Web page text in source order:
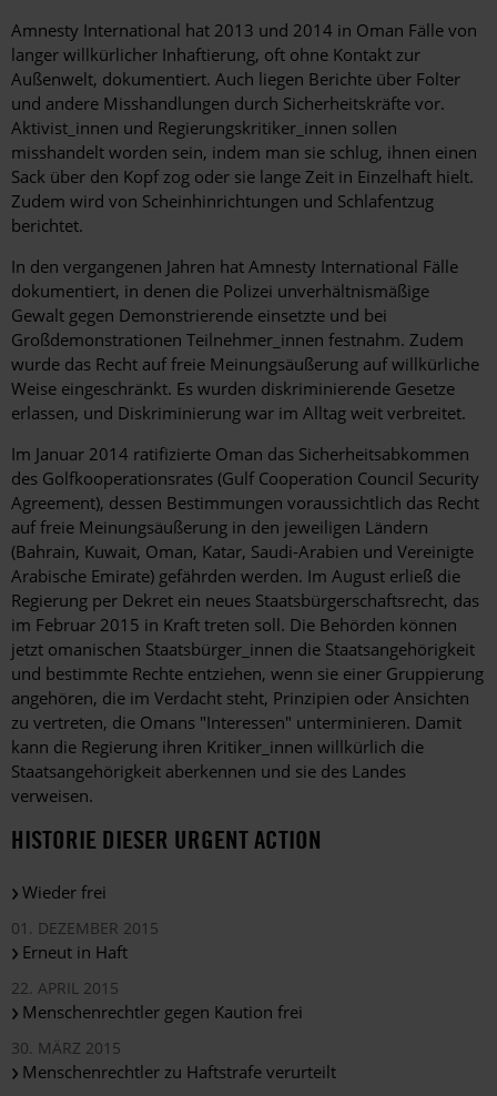
Amnesty International hat 2013 und 2014 in Oman Fälle von
langer willkürlicher Inhaftierung, oft ohne Kontakt zur
Außenwelt, dokumentiert. Auch liegen Berichte über Folter
und andere Misshandlungen durch Sicherheitskräfte vor.
Aktivist_innen und Regierungskritiker_innen sollen
misshandelt worden sein, indem man sie schlug, ihnen einen
Sack über den Kopf zog oder sie lange Zeit in Einzelhaft hielt.
Zudem wird von Scheinhinrichtungen und Schlafentzug
berichtet.
In den vergangenen Jahren hat Amnesty International Fälle
dokumentiert, in denen die Polizei unverhältnismäßige
Gewalt gegen Demonstrierende einsetzte und bei
Großdemonstrationen Teilnehmer_innen festnahm. Zudem
wurde das Recht auf freie Meinungsäußerung auf willkürliche
Weise eingeschränkt. Es wurden diskriminierende Gesetze
erlassen, und Diskriminierung war im Alltag weit verbreitet.
Im Januar 2014 ratifizierte Oman das Sicherheitsabkommen
des Golfkooperationsrates (Gulf Cooperation Council Security
Agreement), dessen Bestimmungen voraussichtlich das Recht
auf freie Meinungsäußerung in den jeweiligen Ländern
(Bahrain, Kuwait, Oman, Katar, Saudi-Arabien und Vereinigte
Arabische Emirate) gefährden werden. Im August erließ die
Regierung per Dekret ein neues Staatsbürgerschaftsrecht, das
im Februar 2015 in Kraft treten soll. Die Behörden können
jetzt omanischen Staatsbürger_innen die Staatsangehörigkeit
und bestimmte Rechte entziehen, wenn sie einer Gruppierung
angehören, die im Verdacht steht, Prinzipien oder Ansichten
zu vertreten, die Omans "Interessen" unterminieren. Damit
kann die Regierung ihren Kritiker_innen willkürlich die
Staatsangehörigkeit aberkennen und sie des Landes
verweisen.
HISTORIE DIESER URGENT ACTION
Wieder frei
01. DEZEMBER 2015
Erneut in Haft
22. APRIL 2015
Menschenrechtler gegen Kaution frei
30. MÄRZ 2015
Menschenrechtler zu Haftstrafe verurteilt